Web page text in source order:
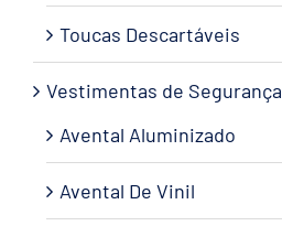
Toucas Descartáveis
Vestimentas de Segurança
Avental Aluminizado
Avental De Vinil